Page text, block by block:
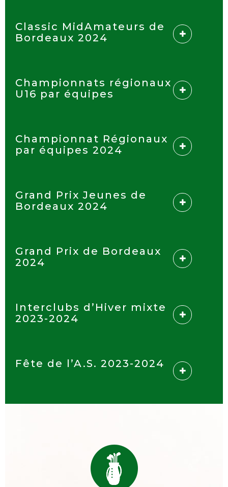
Classic MidAmateurs de
Bordeaux 2024
Championnats régionaux
U16 par équipes
Championnat Régionaux
par équipes 2024
Grand Prix Jeunes de
Bordeaux 2024
Grand Prix de Bordeaux
2024
Interclubs d’Hiver mixte
2023-2024
Fête de l’A.S. 2023-2024